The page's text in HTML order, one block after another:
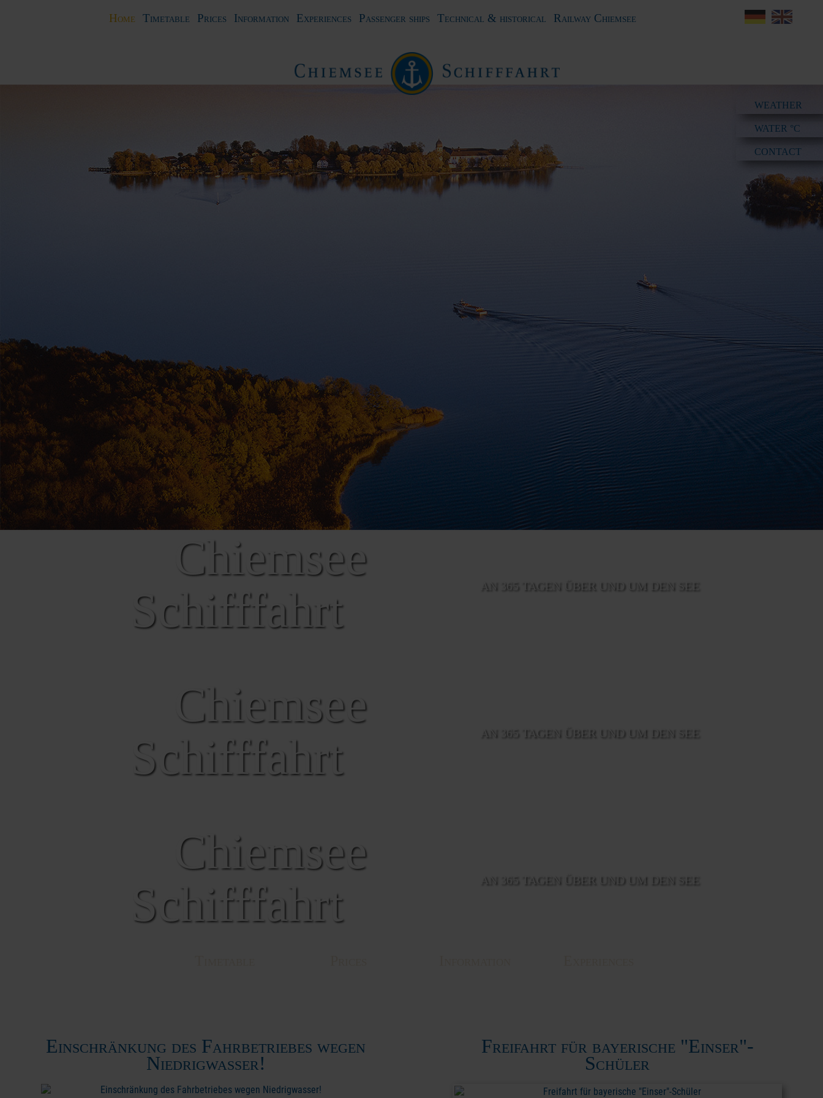
Home Timetable Prices Information Experiences Passenger ships Technical & historical Railway Chiemsee
WEATHER
WATER °C
CONTACT
Chiemsee
Schifffahrt
AN 365 TAGEN ÜBER UND UM DEN SEE
Chiemsee
Schifffahrt
AN 365 TAGEN ÜBER UND UM DEN SEE
Chiemsee
Schifffahrt
AN 365 TAGEN ÜBER UND UM DEN SEE
Einschränkung des Fahrbetriebes wegen
Niedrigwasser!
Freifahrt für bayerische "Einser"-
Schüler